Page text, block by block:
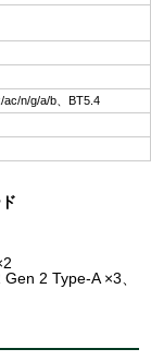
ac/n/g/a/b、BT5.4
2 Type-A ×3、